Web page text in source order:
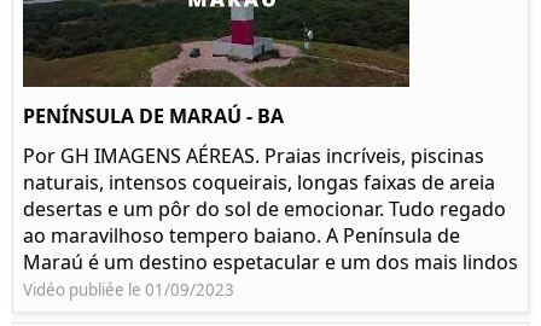
PENÍNSULA DE MARAÚ - BA
Por GH IMAGENS AÉREAS. Praias incríveis, piscinas
naturais, intensos coqueirais, longas faixas de areia
desertas e um pôr do sol de emocionar. Tudo regado
ao maravilhoso tempero baiano. A Península de
Maraú é um destino espetacular e um dos mais lindos
Vidéo publiée le 01/09/2023